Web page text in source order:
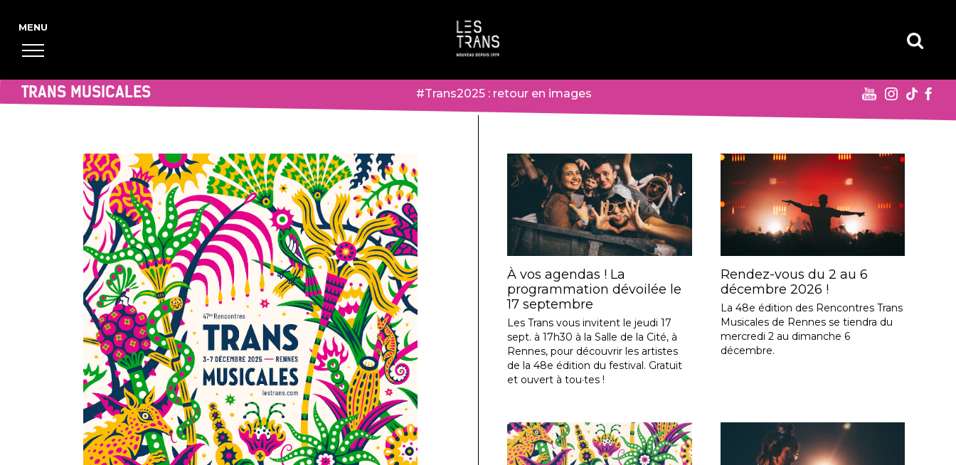
TRANS MUSICALES #Trans2025 : retour en images
À vos agendas ! La
programmation dévoilée le
17 septembre
Les Trans vous invitent le jeudi 17
sept. à 17h30 à la Salle de la Cité, à
Rennes, pour découvrir les artistes
de la 48e édition du festival. Gratuit
et ouvert à tou·tes !
Rendez-vous du 2 au 6
décembre 2026 !
La 48e édition des Rencontres Trans
Musicales de Rennes se tiendra du
mercredi 2 au dimanche 6
décembre.